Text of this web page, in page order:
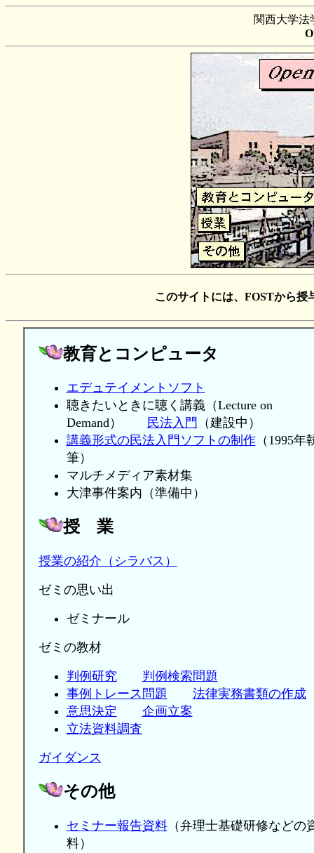
関西大学法
このサイトには、FOSTから授
教育とコンピュータ
エデュテイメントソフト
聴きたいときに聴く講義（Lecture on
Demand）
民法入門
（建設中）
講義形式の民法入門ソフトの制作（1995年
筆）
マルチメディア素材集
大津事件案内（準備中）
授 業
授業の紹介（シラバス）
ゼミの思い出
ゼミナール
ゼミの教材
判例研究
判例検索問題
事例トレース問題
法律実務書類の作成
意思決定
企画立案
立法資料調査
ガイダンス
その他
セミナー報告資料（弁理士基礎研修などの
料）